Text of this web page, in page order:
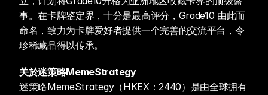
事。在卡牌鉴定界，十分是最高评分，Grade10 由此而
命名，致力为卡牌爱好者提供一个完善的交流平台，令
珍稀藏品得以传承。
关於迷策略MemeStrategy
迷策略MemeStrategy（HKEX：2440） 是由全球拥有